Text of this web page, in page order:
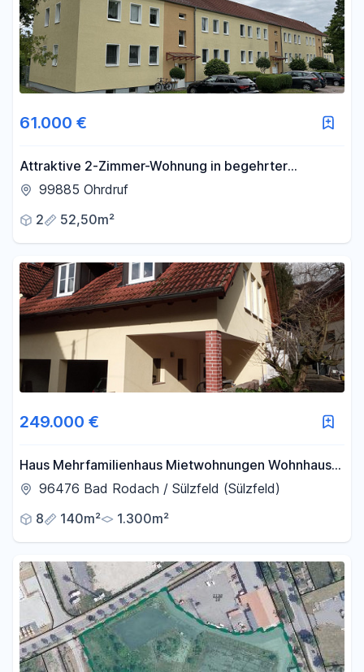
61.000 €
Attraktive 2-Zimmer-Wohnung in begehrter
Gartenstadt von Ohrdruf
99885 Ohrdruf
2
52,50m²
249.000 €
Haus Mehrfamilienhaus Mietwohnungen Wohnhaus
Gewölbekeller
96476 Bad Rodach / Sülzfeld (Sülzfeld)
8
140m² 1.300m²